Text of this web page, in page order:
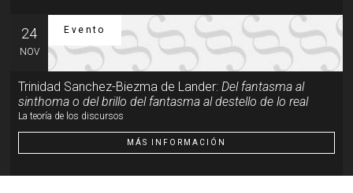
24
NOV
Evento
Trinidad Sanchez-Biezma de Lander:Del fantasma al
sinthoma o del brillo del fantasma al destello de lo real
La teoría de los discursos
MÁS INFORMACIÓN